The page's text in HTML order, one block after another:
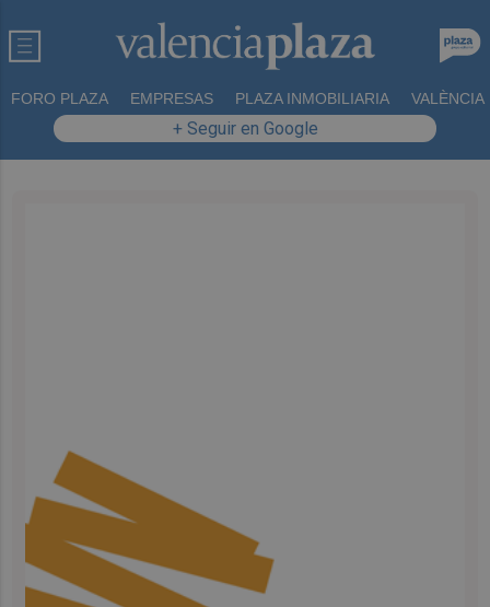
FORO PLAZA EMPRESAS PLAZA INMOBILIARIA VALÈNCIA
+ Seguir en Google